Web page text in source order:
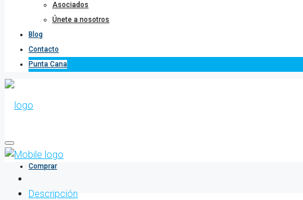
Asociados
Únete a nosotros
Blog
Contacto
Punta Cana
Comprar
Descripción